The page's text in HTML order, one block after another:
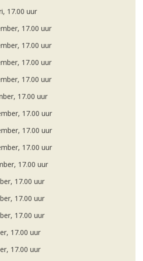
17.00 uur
17.00 uur
17.00 uur
17.00 uur
17.00 uur
17.00 uur
17.00 uur
17.00 uur
17.00 uur
17.00 uur
17.00 uur
17.00 uur
17.00 uur
17.00 uur
17.00 uur